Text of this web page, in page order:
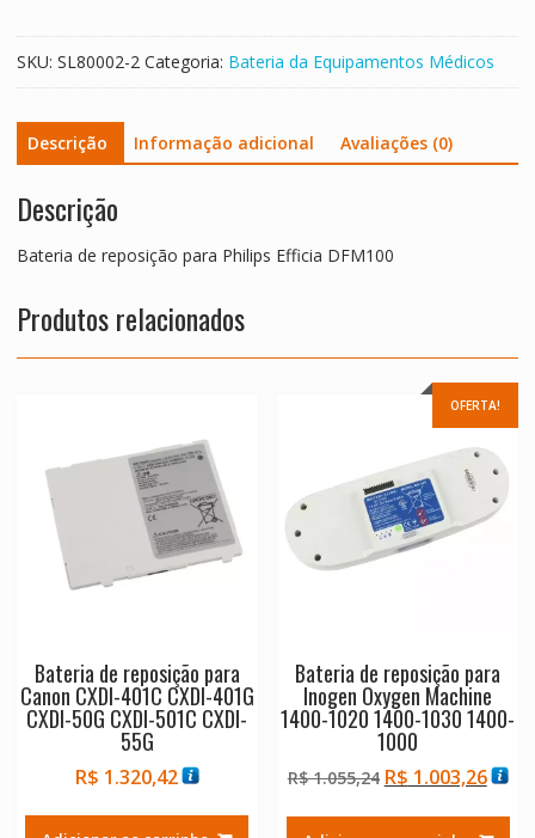
SKU: SL80002-2 Categoria: Bateria da Equipamentos Médicos
Descrição Informação adicional Avaliações (0)
Descrição
Bateria de reposição para Philips Efficia DFM100
Produtos relacionados
Bateria de reposição para
Canon CXDI-401C CXDI-401G
CXDI-50G CXDI-501C CXDI-
55G
R$ 1.320,42
OFERTA!
Bateria de reposição para
Inogen Oxygen Machine
1400-1020 1400-1030 1400-
1000
R$1.055,24 O
original
R$ 1.003,26O